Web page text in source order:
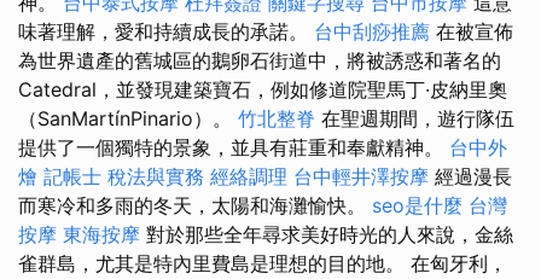
味著理解，愛和持續成長的承諾。 台中刮痧推薦 在被宣佈
為世界遺產的舊城區的鵝卵石街道中，將被誘惑和著名的
Catedral，並發現建築寶石，例如修道院聖馬丁·皮納里奧
（SanMartínPinario）。 竹北整脊 在聖週期間，遊行隊伍
提供了一個獨特的景象，並具有莊重和奉獻精神。 台中外
燴 記帳士 稅法與實務 經絡調理 台中輕井澤按摩 經過漫長
而寒冷和多雨的冬天，太陽和海灘愉快。 seo是什麼 台灣
按摩 東海按摩 對於那些全年尋求美好時光的人來說，金絲
雀群島，尤其是特內里費島是理想的目的地。 在匈牙利，